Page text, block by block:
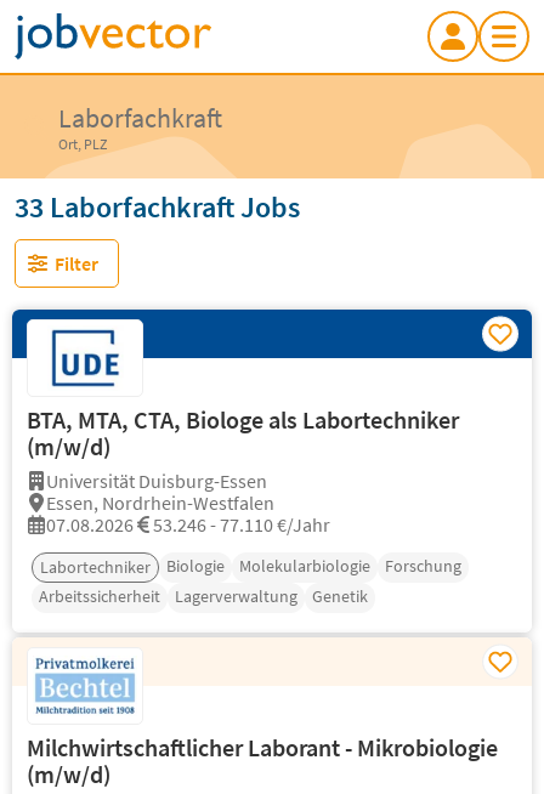
Laborfachkraft
Ort, PLZ
33 Laborfachkraft Jobs
Filter
BTA, MTA, CTA, Biologe als Labortechniker
(m/w/d)
Universität Duisburg-Essen
Essen, Nordrhein-Westfalen
07.08.2026
53.246 - 77.110 €/Jahr
Labortechniker Biologie Molekularbiologie
Forschung
Arbeitssicherheit
Lagerverwaltung Genetik
Milchwirtschaftlicher Laborant - Mikrobiologie
(m/w/d)